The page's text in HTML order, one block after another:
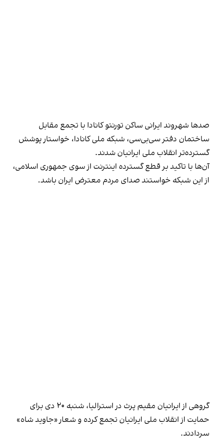
صدها شهروند ایرانی ساکن تورنتو کانادا با تجمع مقابل
ساختمان دفتر سی‌بی‌سی، شبکه ملی کانادا، خواستار پوشش
گسترده‌تر انقلاب ملی ایرانیان شدند.
آن‌ها با تاکید بر قطع گسترده اینترنت از سوی جمهوری اسلامی،
از این شبکه خواستند صدای مردم معترض ایران باشد.
گروهی از ایرانیان مقیم پرث در استرالیا، شنبه ۲۰ دی برای
حمایت از انقلاب ملی ایرانیان تجمع کرده و شعار «جاوید شاه»
سردادند.